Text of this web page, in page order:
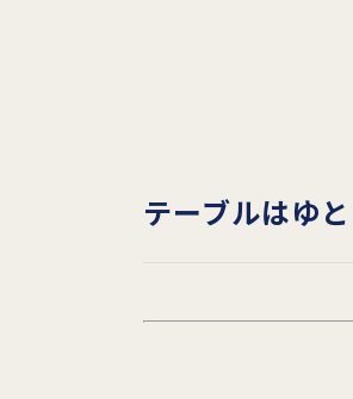
テーブルはゆ